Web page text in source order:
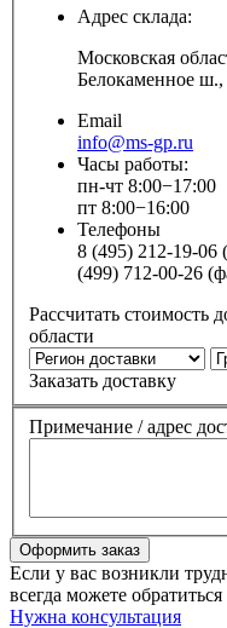
Адрес склада:
Московская
Белокаменное ш.,
Email
info@ms-gp.ru
Часы работы:
пн-чт 8:00−17:00
пт 8:00−16:00
Телефоны
8 (495) 212-19-06
(499) 712-00-26
Рассчитать стоимость
области
Заказать доставку
Примечание / адрес
Если у вас возникли
всегда можете
Нужна консультация